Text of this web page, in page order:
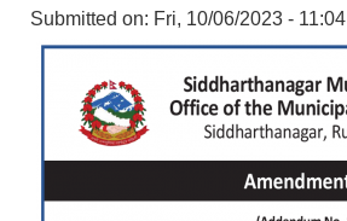
Submitted on: Fri, 10/06/2023 - 11:04